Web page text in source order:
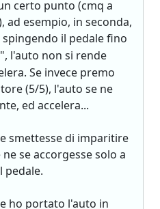
certo punto (cmq a
ad esempio, in seconda,
il pedale fino
", l'auto non si rende
Se invece premo
(5/5), l'auto se ne
ed accelera...
smettesse di imparitire
se accorgesse solo a
pedale.
ho portato l'auto in